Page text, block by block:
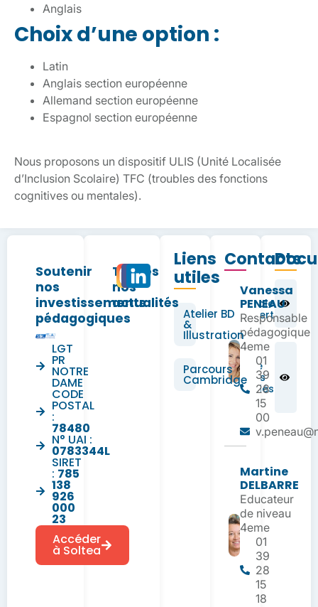
Anglais
Choix d’une option :
Latin
Anglais section européenne
Allemand section européenne
Espagnol section européenne
Nous proposons un dispositif ULIS (Unité Localisée
d’Inclusion Scolaire) TFC (troubles des fonctions
cognitives ou mentales).
Un
cartable
plus vert
Liste
estivale
de livres
conseillés
pour 4
Contacts
Vanessa
PENEAU
Responsable
pédagogique
4eme
01
39
28
15
00
Martine
DELBARRE
Educateur
de niveau
4eme
01
39
28
15
18
Liens
utiles
Atelier BD
&
Illustration
Parcours
Cambridge
Toutes
nos
actualités
Soutenir
nos
investissements
pédagogiques
LGT
PR
NOTRE
DAME
CODE
POSTAL
:
78480
N° UAI :
0783344L
SIRET
: 785
138
926
000
23
Accéder
à Soltea